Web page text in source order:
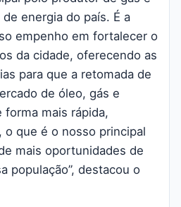
energia do país. É a
empenho em fortalecer o
da cidade, oferecendo as
para que a retomada de
de óleo, gás e
forma mais rápida,
o que é o nosso principal
mais oportunidades de
população”, destacou o